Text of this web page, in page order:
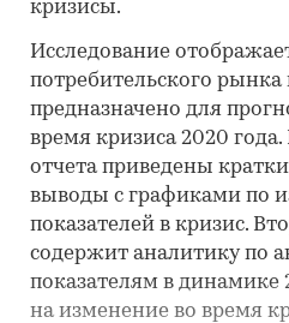
кризисы.
Исследование
потребительского рынка
предназначено для
время кризиса 2020 года.
отчета приведены
выводы с графиками по
показателей в кризис.
содержит аналитику по
показателям в динамике
на изменение во время